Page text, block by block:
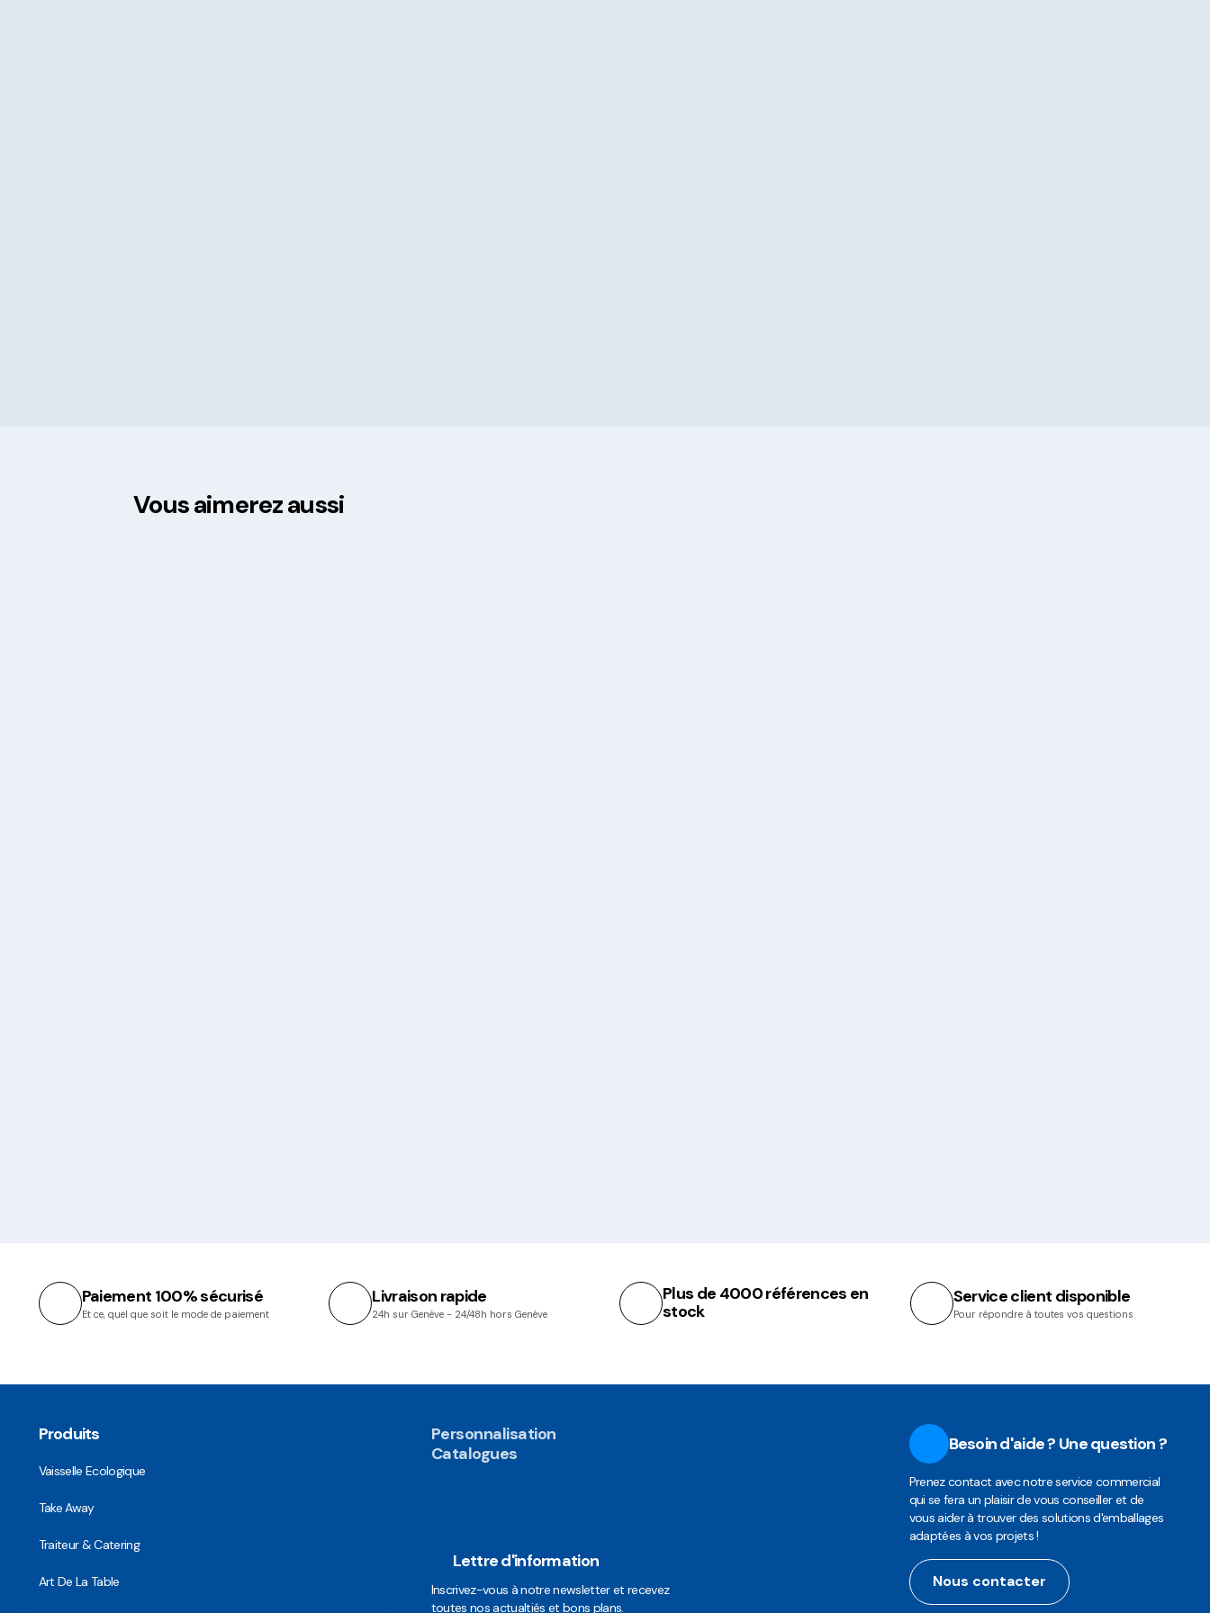
Vous aimerez aussi
Paiement 100% sécurisé
Et ce, quel que soit le mode de paiement
Livraison rapide
24h sur Genève - 24/48h hors Genève
Plus de 4000 références en
stock
Service client disponible
Pour répondre à toutes vos questions
Produits
Vaisselle Ecologique
Take Away
Traiteur & Catering
Art De La Table
Personnalisation
Catalogues
Lettre d'information
Inscrivez-vous à notre newsletter et recevez
toutes nos actualtiés et bons plans.
Besoin d'aide ? Une question ?
Prenez contact avec notre service commercial
qui se fera un plaisir de vous conseiller et de
vous aider à trouver des solutions d'emballages
adaptées à vos projets !
Nous contacter